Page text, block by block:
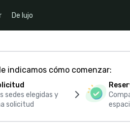
De lujo
indicamos cómo comenzar:
sedes elegidas y
solicitud